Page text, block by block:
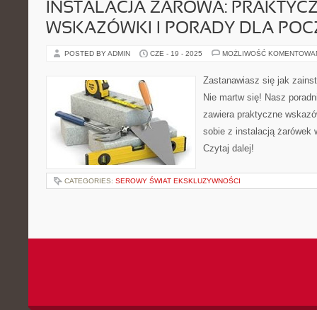
INSTALACJA ŻAROWA:
WSKAZÓWKI I PORADY DLA
POSTED BY ADMIN CZE - 19 - 2025 MOŻLIWOŚĆ
Zastanawiasz się jak
Nie martw się! Nasz
zawiera praktyczne
sobie z instalacją żarówek
Czytaj dalej!
CATEGORIES: SEROWY ŚWIAT EKSKLUZYWNOŚCI